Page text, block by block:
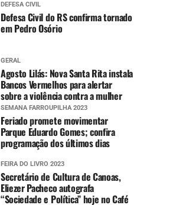
DEFESA CIVIL
Defesa Civil do RS confirma tornado
em Pedro Osório
GERAL
Agosto Lilás: Nova Santa Rita instala
Bancos Vermelhos para alertar
sobre a violência contra a mulher
SEMANA FARROUPILHA 2023
Feriado promete movimentar
Parque Eduardo Gomes; confira
programação dos últimos dias
FEIRA DO LIVRO 2023
Secretário de Cultura de Canoas,
Eliezer Pacheco autografa
“Sociedade e Política” hoje no Café